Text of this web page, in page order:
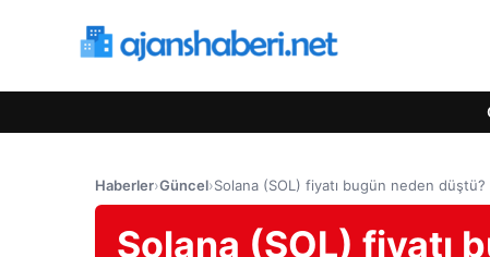
Haberler›Güncel›Solana (SOL) fiyatı bugün neden düştü?
Solana (SOL) fiyatı